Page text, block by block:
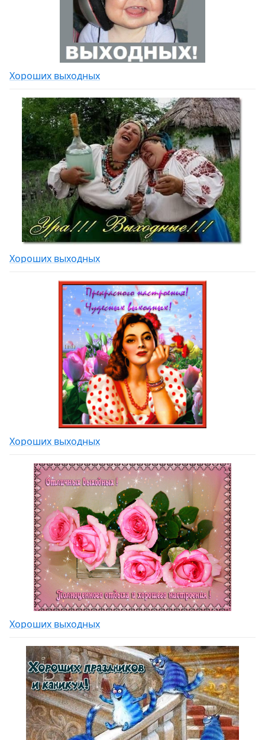
Хороших выходных
Хороших выходных
Хороших выходных
Хороших выходных